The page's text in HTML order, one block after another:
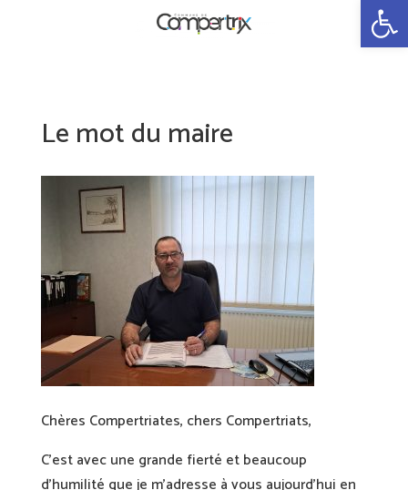
Le mot du maire
Chères Compertriates, chers Compertriats,
C’est avec une grande fierté et beaucoup
d’humilité que je m’adresse à vous aujourd’hui en